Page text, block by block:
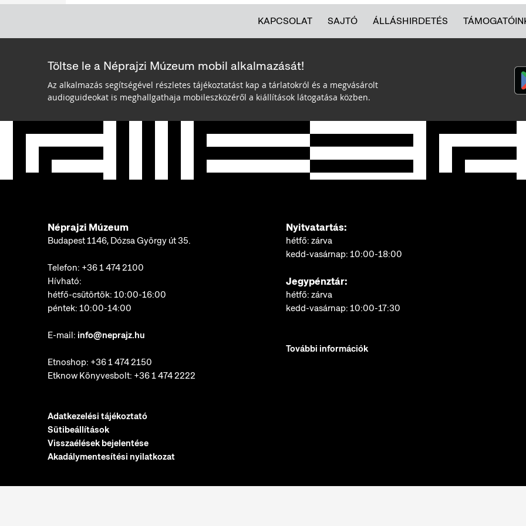
KAPCSOLAT SAJTÓ ÁLLÁSHIRDETÉS
Töltse le a Néprajzi Múzeum mobil alkalmazását!
Az alkalmazás segítségével részletes tájékoztatást kap a tárlatokról és a megvásárolt
audioguideokat is meghallgathaja mobileszközéről a kiállítások látogatása közben.
Néprajzi Múzeum
Budapest 1146, Dózsa György út 35.
Telefon: +36 1 474 2100
Hívható:
hétfő-csütörtök: 10:00-16:00
péntek: 10:00-14:00
E-mail: info@neprajz.hu
Etnoshop: +36 1 474 2150
Etknow Könyvesbolt: +36 1 474 2222
Adatkezelési tájékoztató
Sütibeállítások
Visszaélések bejelentése
Akadálymentesítési nyilatkozat
Nyitvatartás:
hétfő: zárva
kedd-vasárnap: 10:00-18:00
Jegypénztár:
hétfő: zárva
kedd-vasárnap: 10:00-17:30
További információk